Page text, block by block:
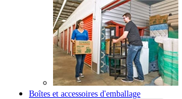
Boîtes et accessoires d'emballage